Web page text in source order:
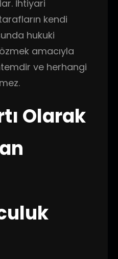
İhtiyari
kendi
hukuki
amacıyla
ve herhangi
Olarak